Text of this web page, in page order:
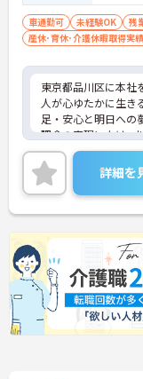
車通勤可 未経験OK 残
産休･育休･介護休暇取得実
東京都品川区に本社
人が心ゆたかに生き
足・安心と明日への
理念の実現に向け、
す。
ご興味のある方には
に詳細をお話しいた
さい！
詳細を